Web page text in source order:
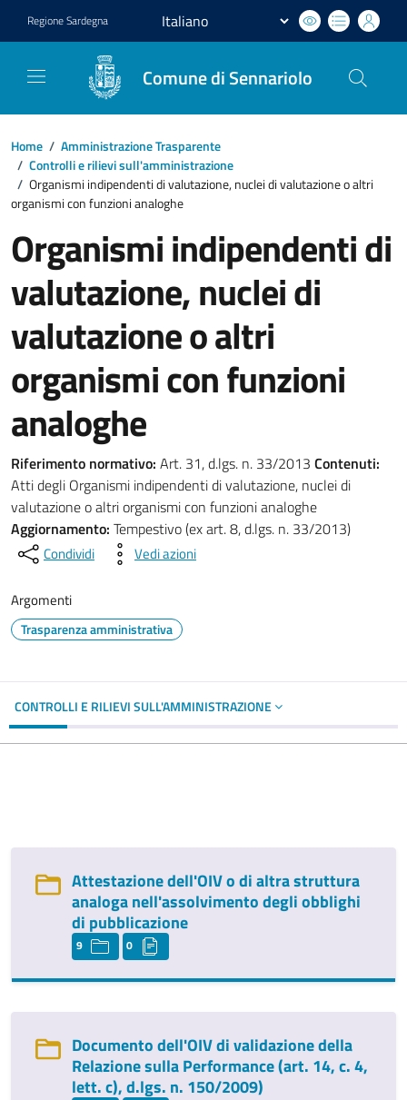
RegioneSardegna
Comune di Sennariolo
Home / Amministrazione Trasparente
/ Controlli e rilievi sull'amministrazione
/ Organismi indipendenti di valutazione, nuclei di valutazione o altri
organismi con funzioni analoghe
Organismi indipendenti di
valutazione, nuclei di
valutazione o altri
organismi con funzioni
analoghe
Riferimento normativo: Art. 31, d.lgs. n. 33/2013 Contenuti:
Atti degli Organismi indipendenti di valutazione, nuclei di
valutazione o altri organismi con funzioni analoghe
Aggiornamento: Tempestivo (ex art. 8, d.lgs. n. 33/2013)
Condividi Vedi azioni
Argomenti
Trasparenza amministrativa
CONTROLLI E RILIEVI SULL'AMMINISTRAZIONE
Attestazione dell'OIV o di altra struttura
analoga nell'assolvimento degli obblighi
di pubblicazione
9 0
Documento dell'OIV di validazione della
Relazione sulla Performance (art. 14, c. 4,
lett. c), d.lgs. n. 150/2009)